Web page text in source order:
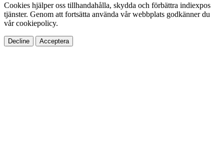
Cookies hjälper oss tillhandahålla, skydda och förbättra indiexpos
tjänster. Genom att fortsätta använda vår webbplats godkänner du
vår cookiepolicy.
Decline Acceptera